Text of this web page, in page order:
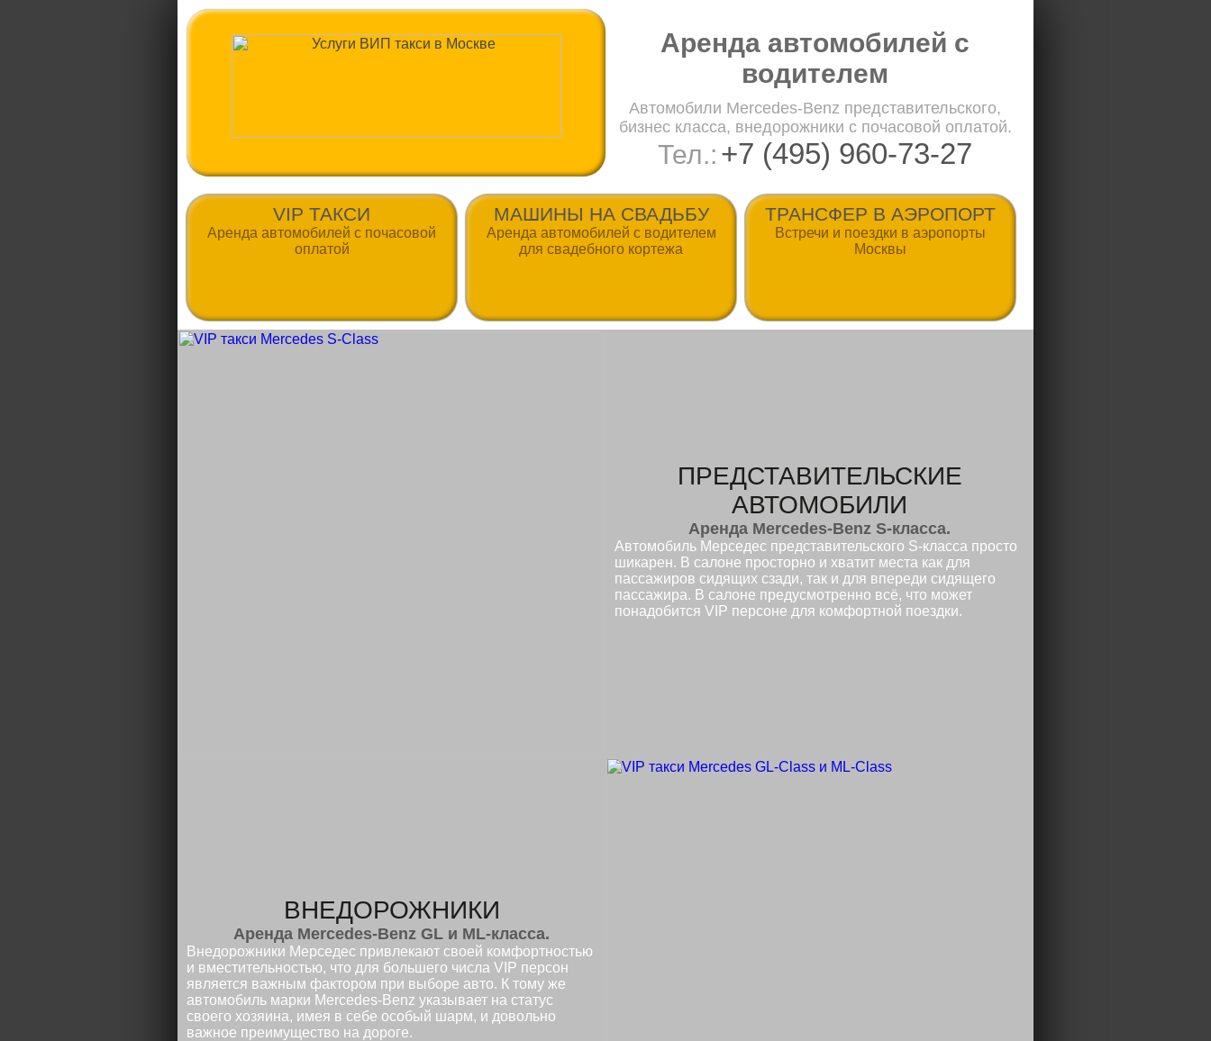
Аренда автомобилей с
водителем
Автомобили Mercedes-Benz представительского,
бизнес класса, внедорожники с почасовой оплатой.
Тел.: +7 (495) 960-73-27
VIP ТАКСИ
Аренда автомобилей с почасовой
оплатой
МАШИНЫ НА СВАДЬБУ
Аренда автомобилей с водителем
для свадебного кортежа
ТРАНСФЕР В АЭРОПОРТ
Встречи и поездки в аэропорты
Москвы
ПРЕДСТАВИТЕЛЬСКИЕ
АВТОМОБИЛИ
Аренда Mercedes-Benz S-класса.
Автомобиль Мерседес представительского S-класса просто
шикарен. В салоне просторно и хватит места как для
пассажиров сидящих сзади, так и для впереди сидящего
пассажира. В салоне предусмотренно всё, что может
понадобится VIP персоне для комфортной поездки.
ВНЕДОРОЖНИКИ
Аренда Mercedes-Benz GL и ML-класса.
Внедорожники Мерседес привлекают своей комфортностью
и вместительностью, что для большего числа VIP персон
является важным фактором при выборе авто. К тому же
автомобиль марки Mercedes-Benz указывает на статус
своего хозяина, имея в себе особый шарм, и довольно
важное преимущество на дороге.